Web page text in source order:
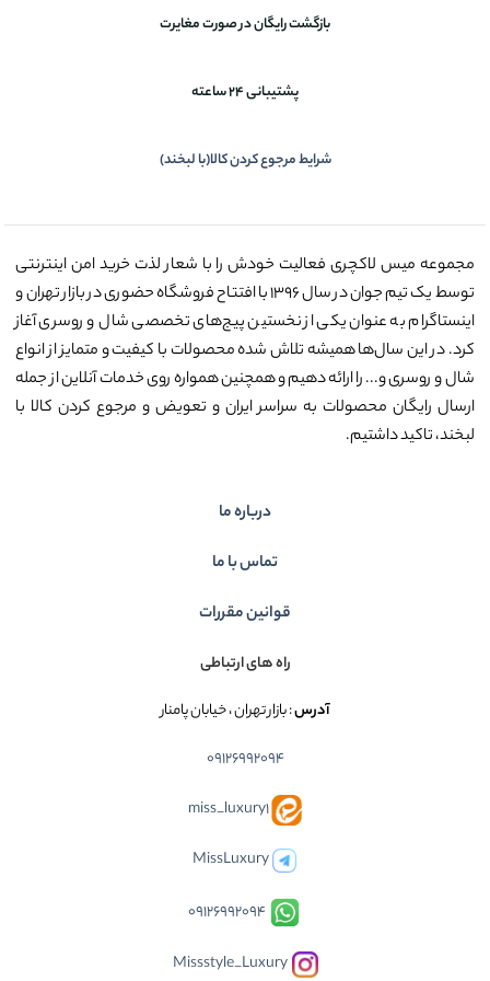
بازگشت رایگان در صورت مغایرت
پشتیبانی 24 ساعته
شرایط مرجوع کردن کالا(با لبخند)
مجموعه میس لاکچری فعالیت خودش را با شعار لذت خرید امن اینترنتی
توسط یک تیم جوان در سال ۱۳۹۶ با افتتاح فروشگاه حضوری در بازار تهران و
اینستاگرام به عنوان یکی از نخستین پیج‌های تخصصی شال و روسری آغاز
کرد. در این سال‌ها همیشه تلاش شده محصولات با کیفیت و متمایز از انواع
شال و روسری و... را ارائه دهیم و همچنین همواره روی خدمات آنلاین از جمله
ارسال رایگان محصولات به سراسر ایران و تعویض و مرجوع کردن کالا با
لبخند، تاکید داشتیم.
درباره ما
تماس با ما
قوانین مقررات
راه های ارتباطی
آدرس: بازار تهران ، خیابان پامنار
09126992094
miss_luxury1
MissLuxury
09126992094
Missstyle_Luxury